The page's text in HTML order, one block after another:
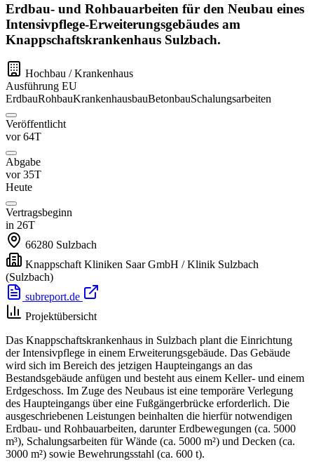
Erdbau- und Rohbauarbeiten für den Neubau eines
Intensivpflege-Erweiterungsgebäudes am
Knappschaftskrankenhaus Sulzbach.
Hochbau / Krankenhaus
Ausführung EU
ErdbauRohbauKrankenhausbauBetonbauSchalungsarbeiten
Veröffentlicht
vor 64T
Abgabe
vor 35T
Heute
Vertragsbeginn
in 26T
66280 Sulzbach
Knappschaft Kliniken Saar GmbH / Klinik Sulzbach
(Sulzbach)
subreport.de
Projektübersicht
Das Knappschaftskrankenhaus in Sulzbach plant die Einrichtung
der Intensivpflege in einem Erweiterungsgebäude. Das Gebäude
wird sich im Bereich des jetzigen Haupteingangs an das
Bestandsgebäude anfügen und besteht aus einem Keller- und einem
Erdgeschoss. Im Zuge des Neubaus ist eine temporäre Verlegung
des Haupteingangs über eine Fußgängerbrücke erforderlich. Die
ausgeschriebenen Leistungen beinhalten die hierfür notwendigen
Erdbau- und Rohbauarbeiten, darunter Erdbewegungen (ca. 5000
m³), Schalungsarbeiten für Wände (ca. 5000 m²) und Decken (ca.
3000 m²) sowie Bewehrungsstahl (ca. 600 t).